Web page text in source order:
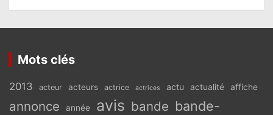
Mots clés
2013 acteur acteurs actrice actrices actu actualité affiche
annonce année avis bande bande-